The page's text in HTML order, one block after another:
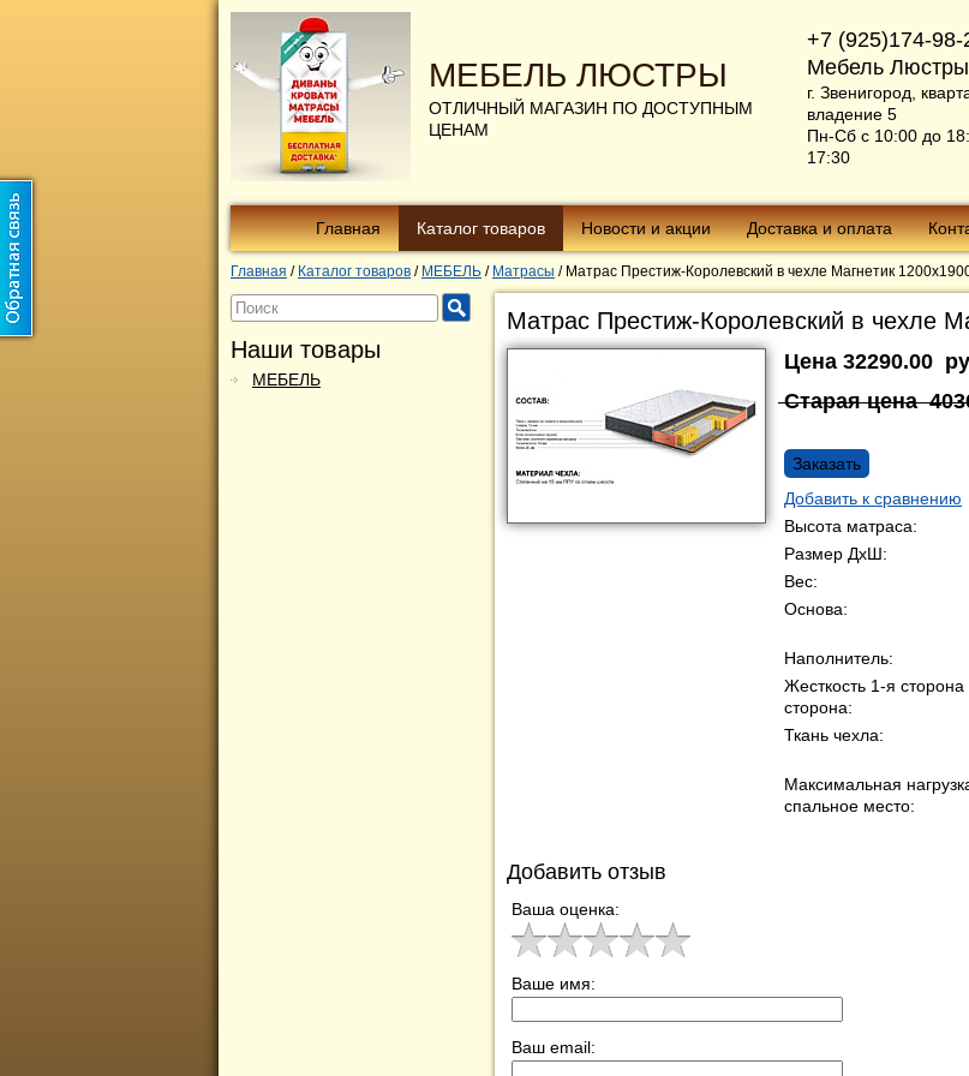
МЕБЕЛЬ ЛЮСТРЫ
ОТЛИЧНЫЙ МАГАЗИН ПО ДОСТУПНЫМ
ЦЕНАМ
+7 (925)174-98-
Мебель Люстры
г. Звенигород,
владение 5
Пн-Сб с 10:00 до
17:30
Главная Каталог товаров Новости и акции Доставка и оплата
Главная / Каталог товаров / МЕБЕЛЬ / Матрасы / Матрас Престиж-Королевский в чехле Магнетик
Наши товары
МЕБЕЛЬ
Матрас Престиж-Королевский в чехле
Цена 32290.00
Старая цена
Заказать
Добавить к сравнению
Высота матраса:
Размер ДхШ:
Вес:
Основа:
Наполнитель:
Жесткость 1-я сторона
сторона:
Ткань чехла:
Максимальная
спальное место:
Добавить отзыв
Ваша оценка:
Ваше имя:
Ваш email: